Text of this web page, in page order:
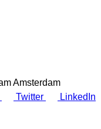
Amsterdam
Twitter LinkedIn